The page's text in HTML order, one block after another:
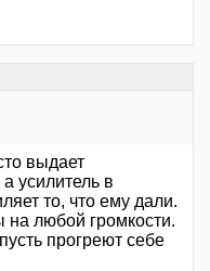
выдает
усилитель в
то, что ему дали.
любой громкости.
прогреют себе